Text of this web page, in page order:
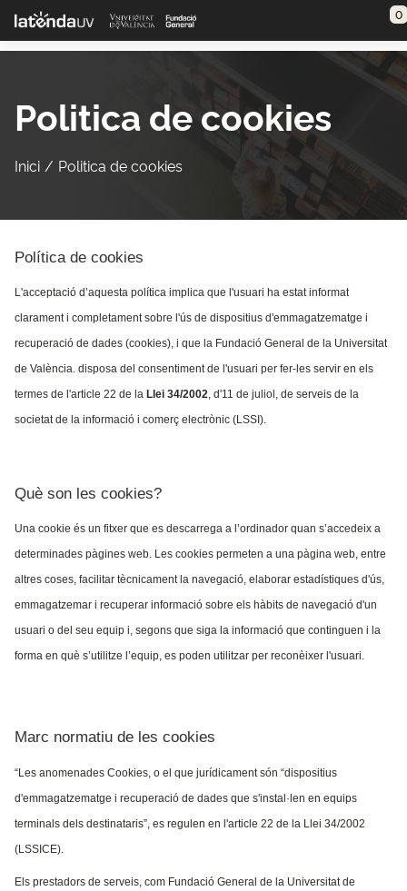
Saltar al contenido principal 0
Politica de cookies
Inici Politica de cookies
Política de cookies
L'acceptació d’aquesta política implica que l'usuari ha estat informat
clarament i completament sobre l'ús de dispositius d'emmagatzematge i
recuperació de dades (cookies), i que la Fundació General de la Universitat
de València. disposa del consentiment de l'usuari per fer-les servir en els
termes de l'article 22 de la Llei 34/2002, d'11 de juliol, de serveis de la
societat de la informació i comerç electrònic (LSSI).
Què son les cookies?
Una cookie és un fitxer que es descarrega a l’ordinador quan s’accedeix a
determinades pàgines web. Les cookies permeten a una pàgina web, entre
altres coses, facilitar tècnicament la navegació, elaborar estadístiques d'ús,
emmagatzemar i recuperar informació sobre els hàbits de navegació d'un
usuari o del seu equip i, segons que siga la informació que continguen i la
forma en què s’utilitze l’equip, es poden utilitzar per reconèixer l'usuari.
Marc normatiu de les cookies
“Les anomenades Cookies, o el que jurídicament són “dispositius
d'emmagatzematge i recuperació de dades que s'instal·len en equips
terminals dels destinataris”, es regulen en l'article 22 de la Llei 34/2002
(LSSICE).
Els prestadors de serveis, com Fundació General de la Universitat de